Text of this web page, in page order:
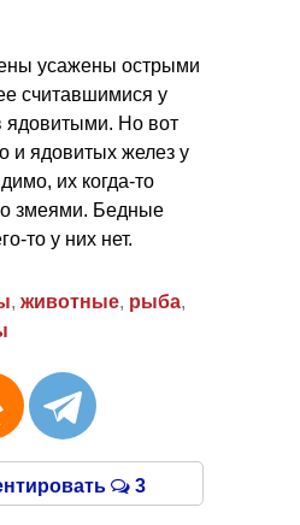
усажены острыми
считавшимися у
ядовитыми. Но вот
и ядовитых желез у
их когда-то
змеями. Бедные
то у них нет.
, животные, рыба,
3